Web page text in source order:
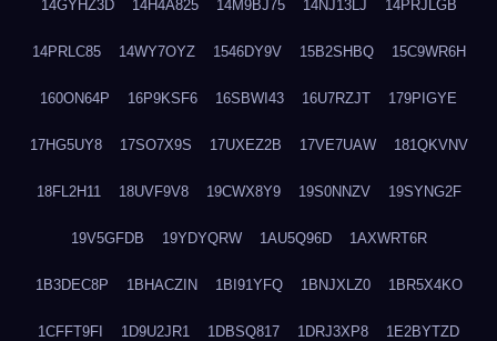
14GYHZ3D 14H4A825 14M9BJ75 14NJ13LJ 14PRJLGB
14PRLC85 14WY7OYZ 1546DY9V 15B2SHBQ 15C9WR6H
160ON64P 16P9KSF6 16SBWI43 16U7RZJT 179PIGYE
17HG5UY8 17SO7X9S 17UXEZ2B 17VE7UAW 181QKVNV
18FL2H11 18UVF9V8 19CWX8Y9 19S0NNZV 19SYNG2F
19V5GFDB 19YDYQRW 1AU5Q96D 1AXWRT6R
1B3DEC8P 1BHACZIN 1BI91YFQ 1BNJXLZ0 1BR5X4KO
1CFFT9FI 1D9U2JR1 1DBSQ817 1DRJ3XP8 1E2BYTZD